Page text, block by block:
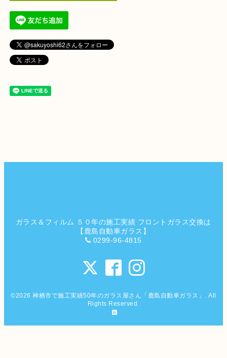
ガラス＆フィルム ５０年の施工実績 フロントガラス交換は
【鹿島自動車ガラス】
0299-96-4815
©2026神栖市で施工実績50年のガラス屋さん「鹿島自動車ガラス」 . All
Rights Reserved.